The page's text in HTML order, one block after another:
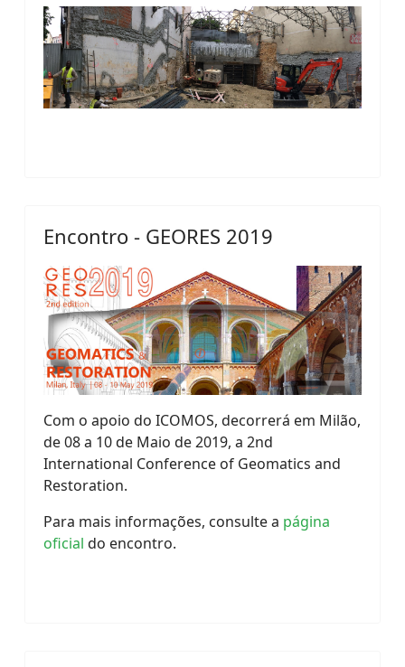
Encontro - GEORES 2019
Com o apoio do ICOMOS, decorrerá em Milão,
de 08 a 10 de Maio de 2019, a 2nd
International Conference of Geomatics and
Restoration.
Para mais informações, consulte a página
oficial do encontro.